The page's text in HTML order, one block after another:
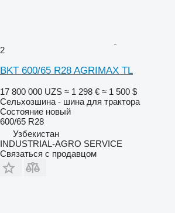
2
BKT 600/65 R28 AGRIMAX TL
17 800 000 UZS ≈ 1 298 € ≈ 1 500 $
Сельхозшина - шина для трактора
Состояние новый
600/65 R28
Узбекистан
INDUSTRIAL-AGRO SERVICE
Связаться с продавцом